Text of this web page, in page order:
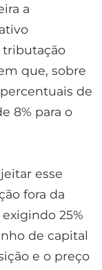
a
que, sobre
de
8% para o
esse
fora da
25%
de capital
e o preço